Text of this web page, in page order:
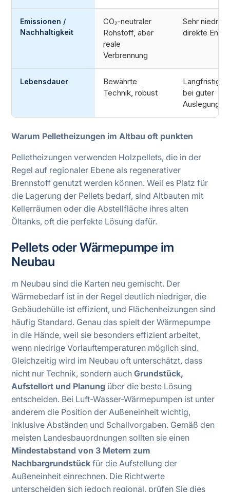
Emissionen /
Nachhaltigkeit
CO₂-neutraler
Rohstoff, aber
reale
Verbrennung
Sehr niedrige
direkte
Lebensdauer
Bewährte
Technik, robust
Langfristig
bei guter
Auslegung
Warum Pelletheizungen im Altbau oft punkten
Pelletheizungen verwenden Holzpellets, die in der
Regel auf regionaler Ebene als regenerativer
Brennstoff genutzt werden können. Weil es Platz für
die Lagerung der Pellets bedarf, sind Altbauten mit
Kellerräumen oder die Abstellfläche ihres alten
Öltanks, oft die perfekte Lösung dafür.
Pellets oder Wärmepumpe im
Neubau
m Neubau sind die Karten neu gemischt. Der
Wärmebedarf ist in der Regel deutlich niedriger, die
Gebäudehülle ist effizient, und Flächenheizungen sind
häufig Standard. Genau das spielt der Wärmepumpe
in die Hände, weil sie besonders effizient arbeitet,
wenn niedrige Vorlauftemperaturen möglich sind.
Gleichzeitig wird im Neubau oft unterschätzt, dass
nicht nur Technik, sondern auchGrundstück,
Aufstellort und Planung über die beste Lösung
entscheiden. Bei Luft-Wasser-Wärmepumpen ist unter
anderem die Position der Außeneinheit wichtig,
inklusive Abständen und Schallvorgaben. Gemäß den
meisten Landesbauordnungen sollten sie einen
Mindestabstand von 3 Metern zum
Nachbargrundstück für die Aufstellung der
Außeneinheit einrechnen. Die Richtwerte
unterscheiden sich jedoch regional, prüfen Sie dies